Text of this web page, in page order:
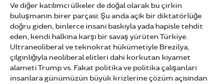
Ve diğer katılımcı ülkeler de doğal olarak bu çirkin
buluşmanın birer parçası: Şu anda açık bir diktatörlüğe
doğru giden, binlerce insanı baskıyla yada hapisle tehdit
eden, kendi halkına karşı bir savaş yürüten Türkiye.
Ultraneoliberal ve teknokrat hükümetiyle Brezilya,
çılgınlığıyla neoliberal elitleri dahi korkutan kıyamet
alameti Trump vs. Fakat politika ve politika çalışanları
insanlara günümüzün büyük krizlerine çözüm açısından